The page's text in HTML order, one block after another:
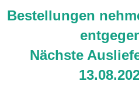
Bestellungen
Nächste
ACEBEAM TAC 2AA LED